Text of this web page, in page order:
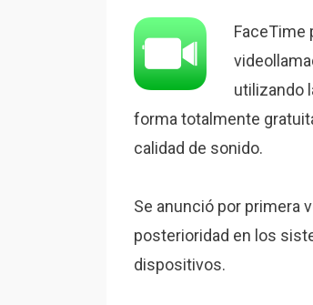
FaceTime
utilizando
forma totalmente
calidad de sonido.
Se anunció por primera
posterioridad en los
dispositivos.